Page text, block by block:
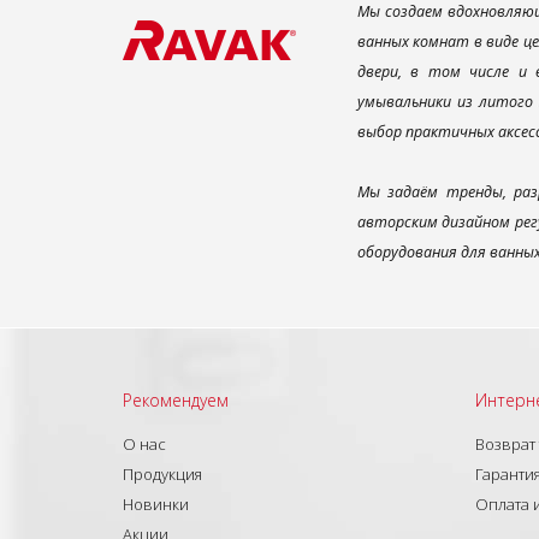
Мы создаем
ванных комнат в виде
двери, в том числе и
умывальники из
выбор практичных
Мы задаём тренды,
авторским дизайном
оборудования для
Рекомендуем
О нас
Продукция
Новинки
Акции
Оплата